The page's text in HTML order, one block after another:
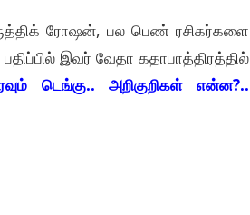
ரோஷன், பல பெண் ரசிகர்களை
இவர் வேதா கதாபாத்திரத்தில்
டெங்கு.. அறிகுறிகள் என்ன?..